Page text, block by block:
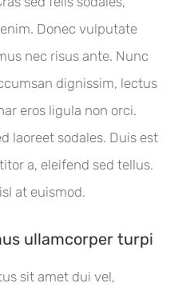
Donec vulputate
nec risus ante. Nunc
dignissim, lectus
eros ligula non orci.
laoreet sodales. Duis est
a, eleifend sed tellus.
at euismod.
ullamcorper turpi
sit amet dui vel,